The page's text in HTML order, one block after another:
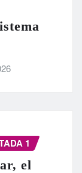
1
el